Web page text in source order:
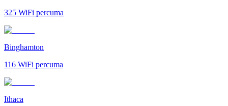
325 WiFi percuma
Binghamton
116 WiFi percuma
Ithaca